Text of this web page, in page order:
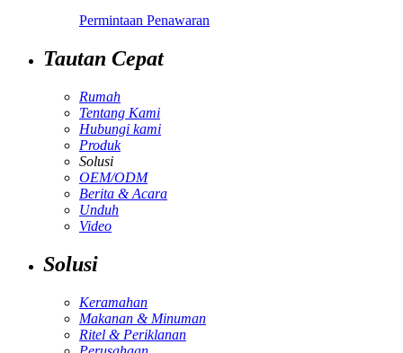
Permintaan Penawaran
Tautan Cepat
Rumah
Tentang Kami
Hubungi kami
Produk
Solusi
OEM/ODM
Berita & Acara
Unduh
Video
Solusi
Keramahan
Makanan & Minuman
Ritel & Periklanan